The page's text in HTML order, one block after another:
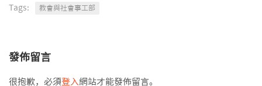
Tags: 教會與社會事工部
發佈留言
很抱歉，必須登入網站才能發佈留言。